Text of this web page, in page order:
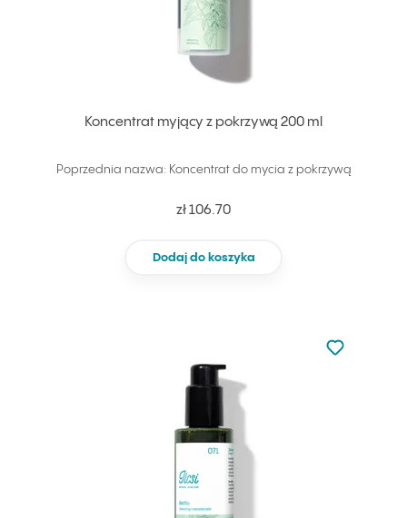
Koncentrat myjący z pokrzywą 200 ml
Poprzednia nazwa: Koncentrat do mycia z pokrzywą
zł 106.70
Dodaj do koszyka
Nie dodano
Dodaj do